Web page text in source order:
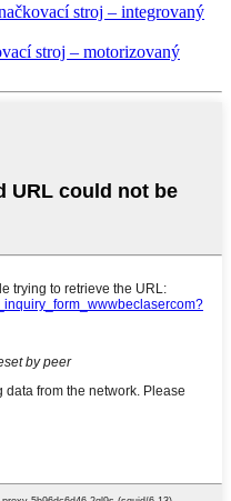
stroj – integrovaný
stroj – motorizovaný